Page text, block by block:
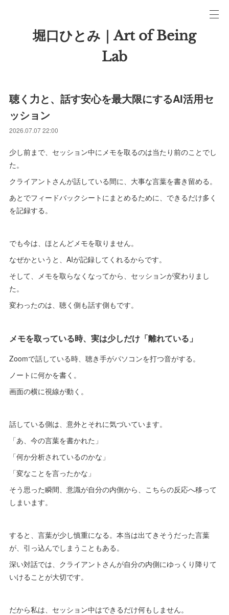
堀口ひとみ｜Art of Being
Lab
聴く力と、話す安心を最大限にするAI活用セ
ッション
2026.07.07 22:00
少し前まで、セッション中にメモを取るのは当たり前のことでし
た。
クライアントさんが話している間に、大事な言葉を書き留める。
あとでフィードバックシートにまとめるために、できるだけ多く
を記録する。
でも今は、ほとんどメモを取りません。
なぜかというと、AIが記録してくれるからです。
そして、メモを取らなくなってから、セッションが変わりまし
た。
変わったのは、聴く側も話す側もです。
メモを取っている時、実は少しだけ「離れている」
Zoomで話している時、聴き手がパソコンを打つ音がする。
ノートに何かを書く。
画面の横に視線が動く。
話している側は、意外とそれに気づいています。
「あ、今の言葉を書かれた」
「何か分析されているのかな」
「変なことを言ったかな」
そう思った瞬間、意識が自分の内側から、こちらの反応へ移って
しまいます。
すると、言葉が少し慎重になる。本当は出てきそうだった言葉
が、引っ込んでしまうこともある。
深い対話では、クライアントさんが自分の内側にゆっくり降りて
いけることが大切です。
だから私は、セッション中はできるだけ何もしません。